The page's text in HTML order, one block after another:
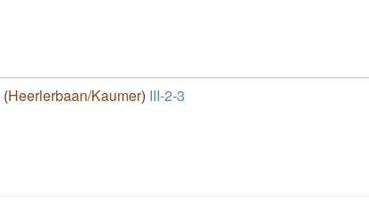
(Heerlerbaan/Kaumer) III-2-3